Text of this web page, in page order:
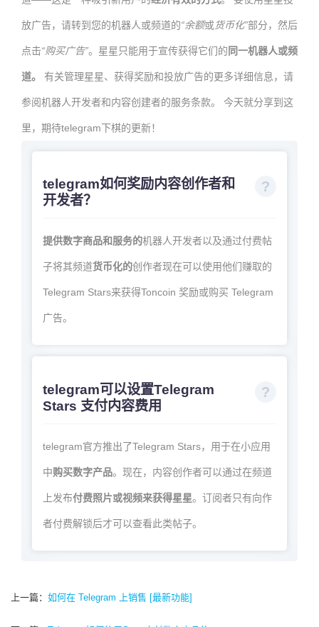
放广告，请转到您的机器人或频道的“余额或 货币化”部分，然后
点击“购买广告”。星星只能用于宣传获得它们的 同一机器人或频
道。 有关管理星星、获得奖励和投放广告的更多详细信息，请
参阅机器人开发者和内容创建者的服务条款。 今天就分享到这
里，期待telegram下棋的更新！
telegram如何奖励内容创作者和
开发者？
提供数字商品和服务的机器人开发者以及通过付费帖
子将其频道货币化的创作者现在可以使用他们赚取的
Telegram Stars来获得Toncoin 奖励或购买 Telegram
广告。
telegram可以设置Telegram
Stars 支付内容费用
telegram官方推出了Telegram Stars，用于在小应用
中购买数字产品。现在，内容创作者可以通过在频道
上发布付费照片或视频来获得星星。订阅者只有向作
者付费解锁后才可以查看此类帖子。
上一篇： 如何在 Telegram 上销售 [最新功能]